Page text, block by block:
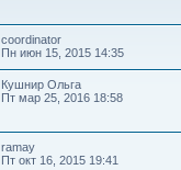
coordinator
Пн июн 15, 2015 14:35
Кушнир Ольга
Пт мар 25, 2016 18:58
ramay
Пт окт 16, 2015 19:41